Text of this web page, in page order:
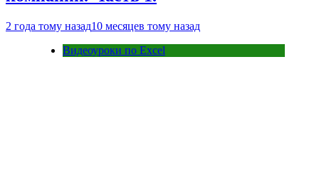
2 года тому назад10 месяцев тому назад
Видеоуроки по Excel